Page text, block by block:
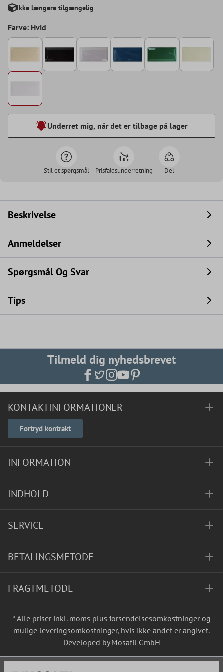
Ikke længere tilgængelig
Farve: Hvid
Underret mig, når det er tilbage på lager
Stil et spørgsmål Prisfaldsunderretning Del
Beskrivelse
Anmeldelser
Spørgsmål Og Svar
Tips
Tilmeld dig nyhedsbrevet
KONTAKTINFORMATIONER
Fortryd kontrakt
INFORMATION
INDHOLD
SERVICE
BETALINGSMETODE
FRAGTMETODE
* Alle priser inkl. moms plus forsendelsesomkostningerog
mulige leveringsomkostninger, hvis ikke andet er angivet.
Developed by Mosafil GmbH